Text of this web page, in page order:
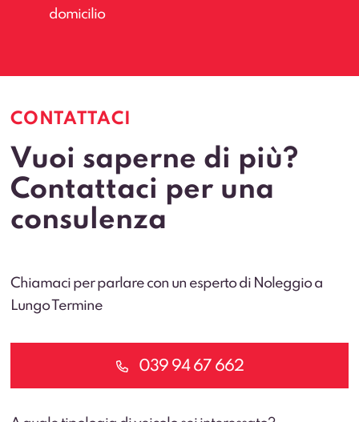
domicilio
CONTATTACI
Vuoi saperne di più?
Contattaci per una
consulenza
Chiamaci per parlare con un esperto di Noleggio a
Lungo Termine
039 94 67 662